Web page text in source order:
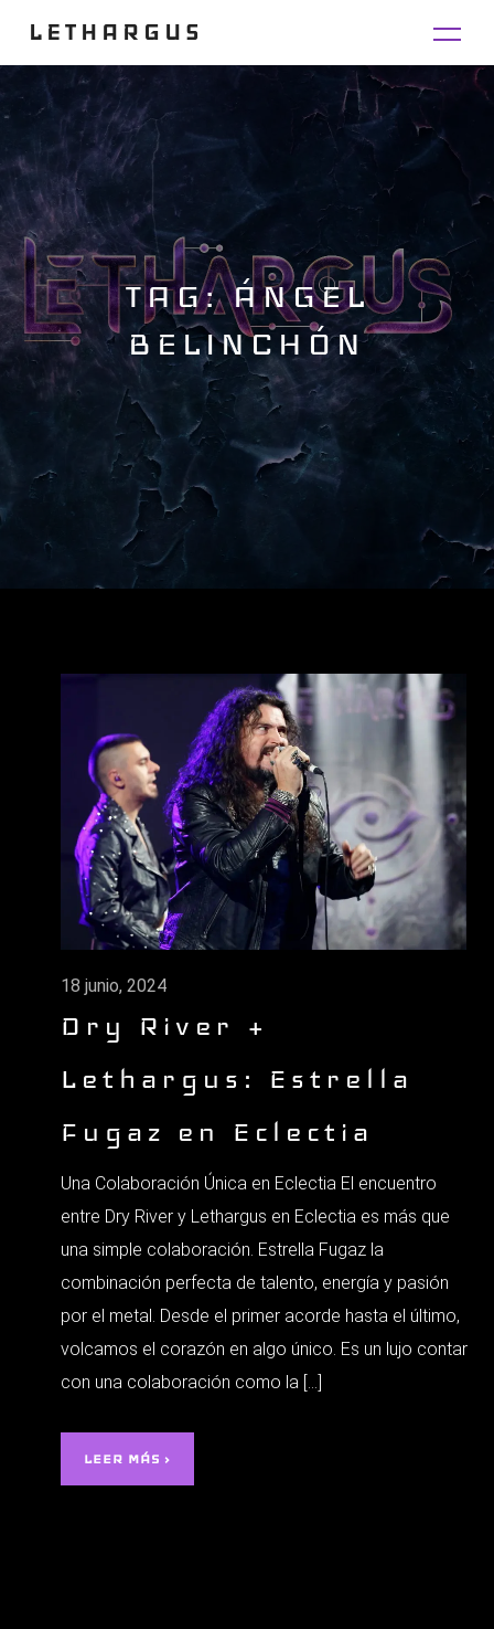
LETHARGUS
TAG: ÁNGEL
BELINCHÓN
18 junio, 2024
Dry River +
Lethargus: Estrella
Fugaz en Eclectia
Una Colaboración Única en Eclectia El encuentro
entre Dry River y Lethargus en Eclectia es más que
una simple colaboración. Estrella Fugaz la
combinación perfecta de talento, energía y pasión
por el metal. Desde el primer acorde hasta el último,
volcamos el corazón en algo único. Es un lujo contar
con una colaboración como la […]
LEER MÁS ›